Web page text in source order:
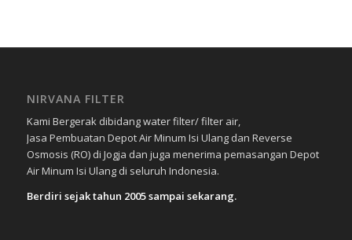
NIRVANA FILTER
Kami Bergerak dibidang water filter/ filter air,
Jasa Pembuatan Depot Air Minum Isi Ulang dan Reverse
Osmosis (RO) di Jogja dan juga menerima pemasangan Depot
Air Minum Isi Ulang di seluruh Indonesia.
Berdiri sejak tahun 2005 sampai sekarang.